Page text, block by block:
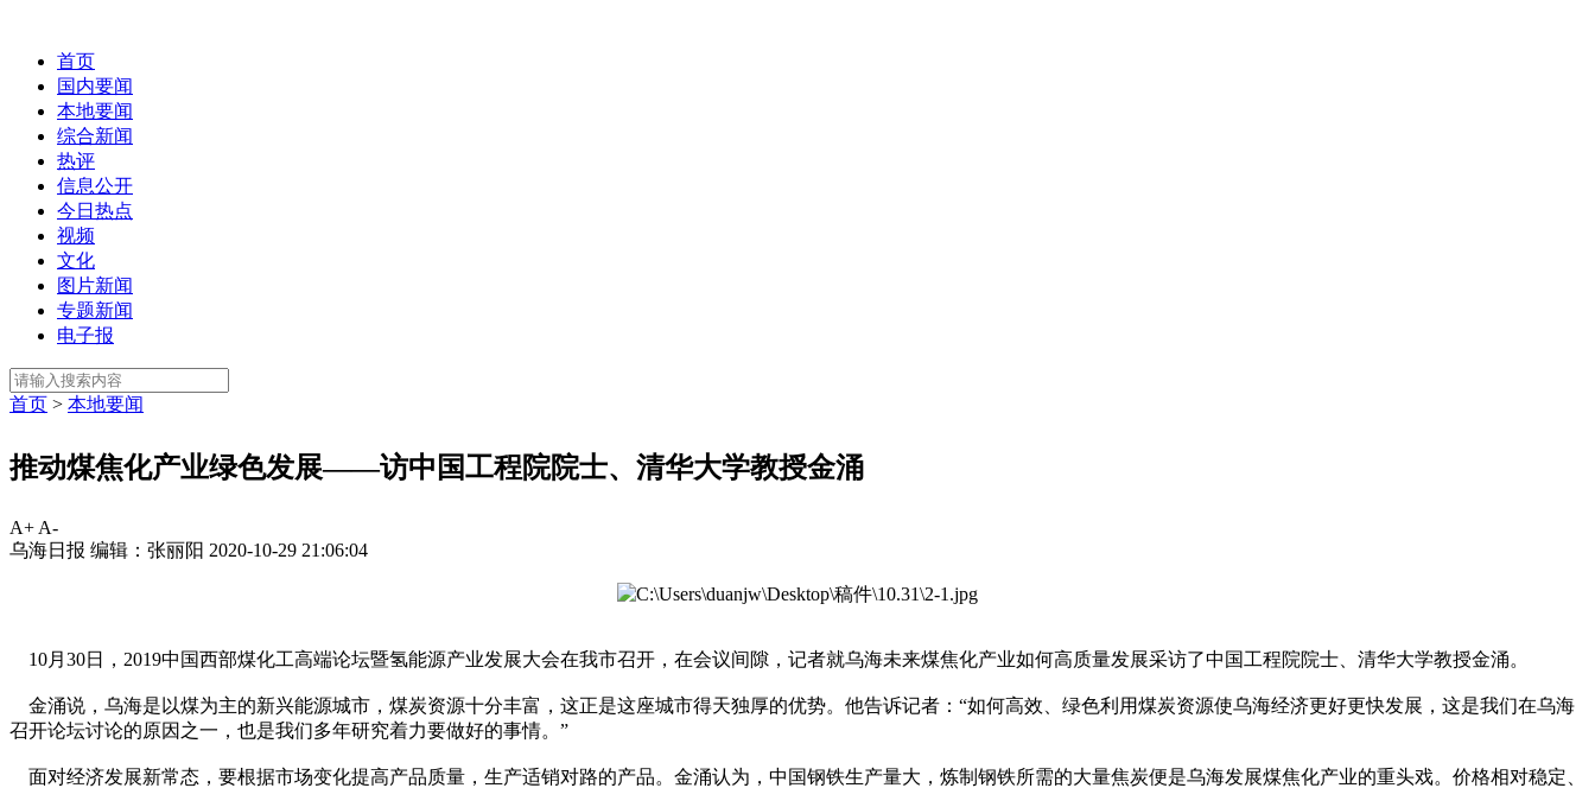
首页
国内要闻
本地要闻
综合新闻
热评
信息公开
今日热点
视频
文化
图片新闻
专题新闻
电子报
首页 > 本地要闻
推动煤焦化产业绿色发展——访中国工程院院士、清华大学教授金涌
A+ A-
乌海日报 编辑：张丽阳 2020-10-29 21:06:04
10月30日，2019中国西部煤化工高端论坛暨氢能源产业发展大会在我市召开，在会议间隙，记者就乌海未来煤焦化产业如何高质量发展采访了中国工程院院士、清华大学教授金涌。
金涌说，乌海是以煤为主的新兴能源城市，煤炭资源十分丰富，这正是这座城市得天独厚的优势。他告诉记者：“如何高效、绿色利用煤炭资源使乌海经济更好更快发展，这是我们在乌海
召开论坛讨论的原因之一，也是我们多年研究着力要做好的事情。”
面对经济发展新常态，要根据市场变化提高产品质量，生产适销对路的产品。金涌认为，中国钢铁生产量大，炼制钢铁所需的大量焦炭便是乌海发展煤焦化产业的重头戏。价格相对稳定、